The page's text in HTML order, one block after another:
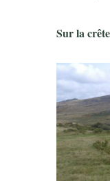
Sur la